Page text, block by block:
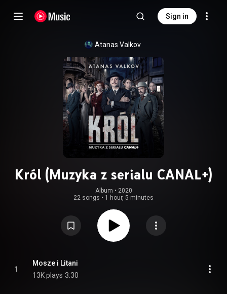
Sign in
Atanas Valkov
Król (Muzyka z serialu CANAL+)
Album • 2020
22 songs • 1 hour, 5 minutes
1
Mosze i Litani
13K plays 3:30